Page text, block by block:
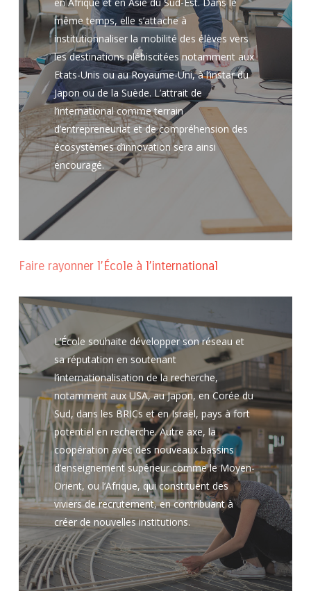
en Afrique et en Asie du Sud-Est. Dans le
même temps, elle s’attache à
institutionnaliser la mobilité des élèves vers
les destinations plébiscitées notamment aux
Etats-Unis ou au Royaume-Uni, à l’instar du
Japon ou de la Suède. L’attrait de
l’international comme terrain
d’entrepreneuriat et de compréhension des
écosystèmes d’innovation sera ainsi
encouragé.
Faire rayonner l’École à l’international
L’École souhaite développer son réseau et
sa réputation en soutenant
l’internationalisation de la recherche,
notamment aux USA, au Japon, en Corée du
Sud, dans les BRICs et en Israël, pays à fort
potentiel en recherche. Autre axe, la
coopération avec des nouveaux bassins
d’enseignement supérieur comme le Moyen-
Orient, ou l’Afrique, qui constituent des
viviers de recrutement, en contribuant à
créer de nouvelles institutions.